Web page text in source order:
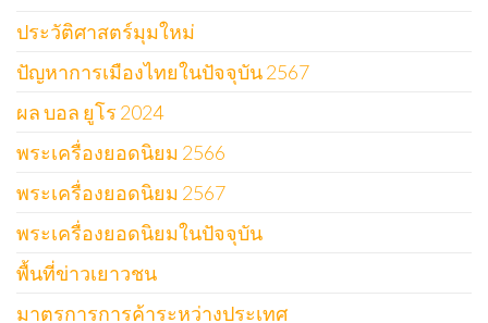
ประวัติศาสตร์มุมใหม่
ปัญหาการเมืองไทยในปัจจุบัน 2567
ผล บอล ยูโร 2024
พระเครื่องยอดนิยม 2566
พระเครื่องยอดนิยม 2567
พระเครื่องยอดนิยมในปัจจุบัน
พื้นที่ข่าวเยาวชน
มาตรการการค้าระหว่างประเทศ